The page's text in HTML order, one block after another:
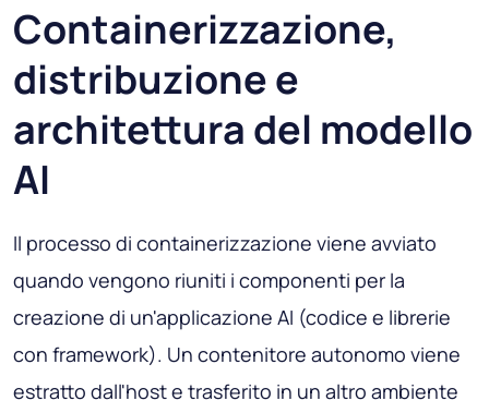
Containerizzazione,
distribuzione e
architettura del modello
AI
Il processo di containerizzazione viene avviato
quando vengono riuniti i componenti per la
creazione di un'applicazione AI (codice e librerie
con framework). Un contenitore autonomo viene
estratto dall'host e trasferito in un altro ambiente